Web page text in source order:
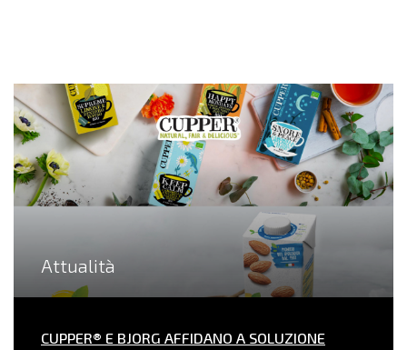
Attualità
CUPPER® E BJORG AFFIDANO A SOLUZIONE